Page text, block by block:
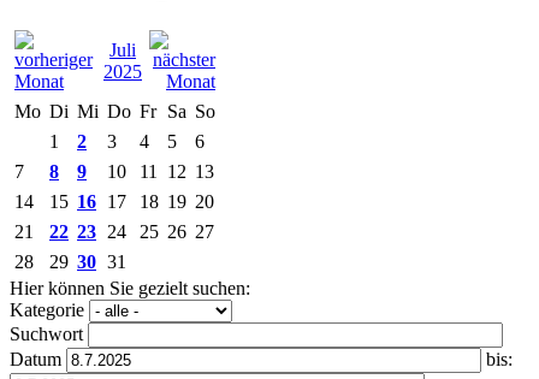
Juli
2025
Mo Di Mi Do Fr Sa So
1
2 3 4 5
6
7
8 9 10 11 12 13
14
15 16 17 18 19 20
21
22 23 24 25 26 27
28
29 30 31
Hier können Sie gezielt suchen:
Kategorie
Suchwort
Datum
bis: